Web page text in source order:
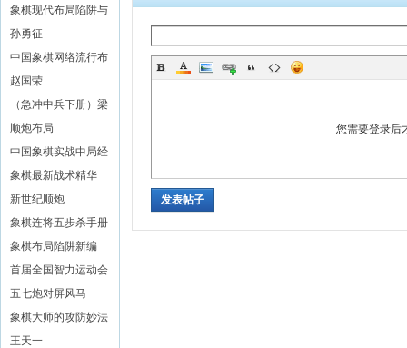
象棋现代布局陷阱与
对策 (黄少龙编着)
孙勇征
中国象棋网络流行布
局探秘
赵国荣
（急冲中兵下册）梁
文斌
顺炮布局
中国象棋实战中局经
典
象棋最新战术精华
(二)
新世纪顺炮
象棋连将五步杀手册
象棋布局陷阱新编
首届全国智力运动会
象棋赛对局精解
五七炮对屏风马
象棋大师的攻防妙法
王天一
您需要登录后
发表帖子